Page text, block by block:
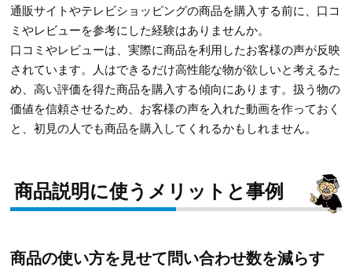
通販サイトやテレビショッピングの商品を購入する前に、口コ
ミやレビューを参考にした経験はありませんか。
口コミやレビューは、実際に商品を利用したお客様の声が反映
されています。人はできるだけ高性能な物が欲しいと考えるた
め、高い評価を得た商品を購入する傾向にあります。扱う物の
価値を信頼させるため、お客様の声を入れた動画を作っておく
と、初見の人でも商品を購入してくれるかもしれません。
商品説明に使うメリットと事例
商品の使い方を見せて問い合わせ数を減らす